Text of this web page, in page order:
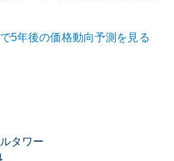
5年後の価格動向予測を見る
タワー